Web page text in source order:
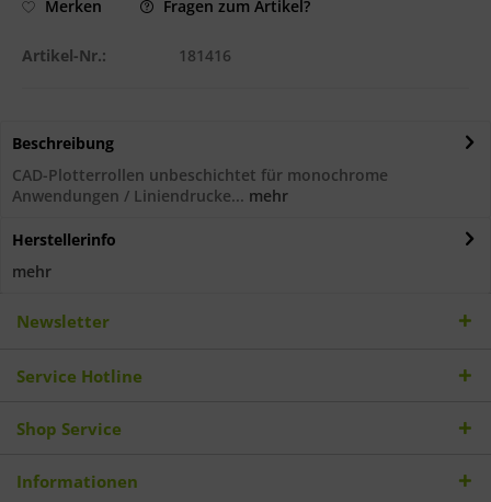
Merken Fragen zum Artikel?
Artikel-Nr.: 181416
Beschreibung
CAD-Plotterrollen unbeschichtet für monochrome
Anwendungen / Liniendrucke... mehr
Herstellerinfo
mehr
Newsletter
Service Hotline
Shop Service
Informationen